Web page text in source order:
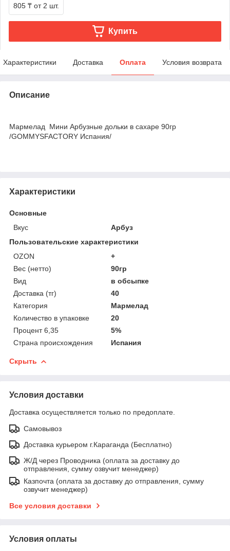
805 ₸ от 2 шт.
Купить
Характеристики Доставка Оплата Условия возврата
Описание
Мармелад Мини Арбузные дольки в сахаре 90гр
/GOMMYSFACTORY Испания/
Характеристики
Основные
Вкус
Арбуз
Пользовательские характеристики
OZON
+
Вес (нетто)
90гр
Вид
в обсыпке
Доставка (тг)
40
Категория
Мармелад
Количество в упаковке
20
Процент 6,35
5%
Страна происхождения
Испания
Скрыть
Условия доставки
Доставка осуществляется только по предоплате.
Самовывоз
Доставка курьером г.Караганда (Бесплатно)
Ж/Д через Проводника (оплата за доставку до
отправления, сумму озвучит менеджер)
Казпочта (оплата за доставку до отправления, сумму
озвучит менеджер)
Все условия доставки
Условия оплаты